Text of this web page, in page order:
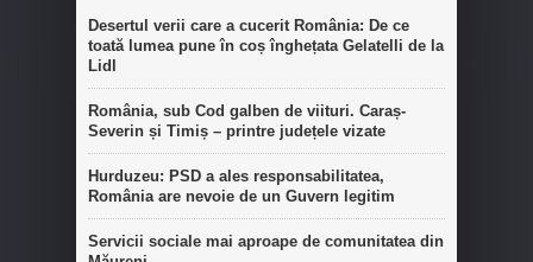
Desertul verii care a cucerit România: De ce
toată lumea pune în coș înghețata Gelatelli de la
Lidl
România, sub Cod galben de viituri. Caraș-
Severin și Timiș – printre județele vizate
Hurduzeu: PSD a ales responsabilitatea,
România are nevoie de un Guvern legitim
Servicii sociale mai aproape de comunitatea din